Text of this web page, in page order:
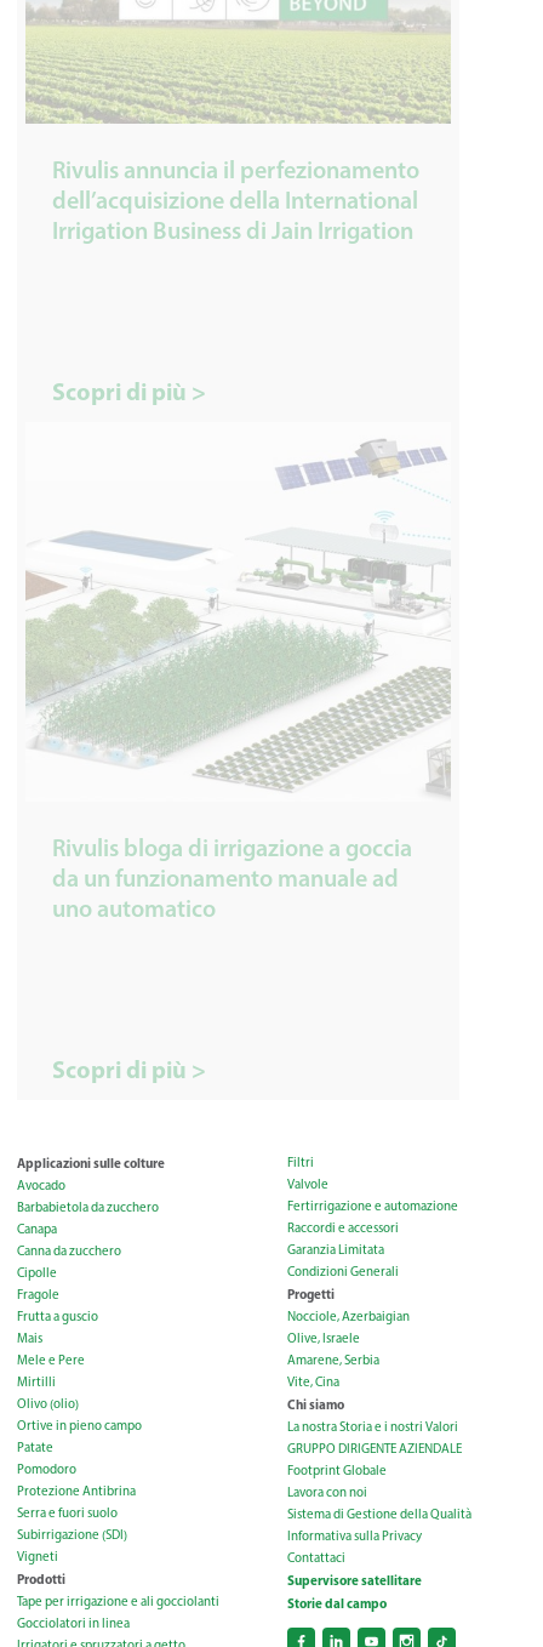
Rivulis annuncia il perfezionamento
dell’acquisizione della International
Irrigation Business di Jain Irrigation
Scopri di più >
Rivulis bloga di irrigazione a goccia
da un funzionamento manuale ad
uno automatico
Scopri di più >
Applicazioni sulle colture
Avocado
Barbabietola da zucchero
Canapa
Canna da zucchero
Cipolle
Fragole
Frutta a guscio
Mais
Mele e Pere
Mirtilli
Olivo (olio)
Ortive in pieno campo
Patate
Pomodoro
Protezione Antibrina
Serra e fuori suolo
Subirrigazione (SDI)
Vigneti
Prodotti
Tape per irrigazione e ali gocciolanti
Gocciolatori in linea
Filtri
Valvole
Fertirrigazione e automazione
Raccordi e accessori
Garanzia Limitata
Condizioni Generali
Progetti
Nocciole, Azerbaigian
Olive, Israele
Amarene, Serbia
Vite, Cina
Chi siamo
La nostra Storia e i nostri Valori
GRUPPO DIRIGENTE AZIENDALE
Footprint Globale
Lavora con noi
Sistema di Gestione della Qualità
Informativa sulla Privacy
Contattaci
Supervisore satellitare
Storie dal campo